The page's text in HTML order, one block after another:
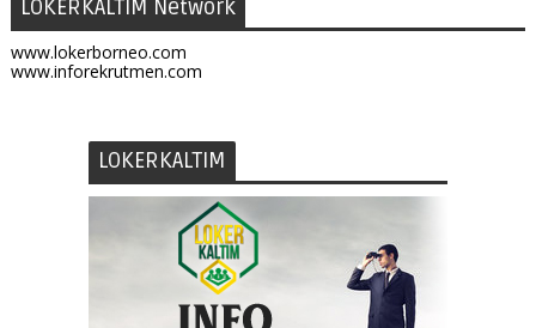
LOKERKALTIM Network
www.lokerborneo.com
www.inforekrutmen.com
LOKERKALTIM